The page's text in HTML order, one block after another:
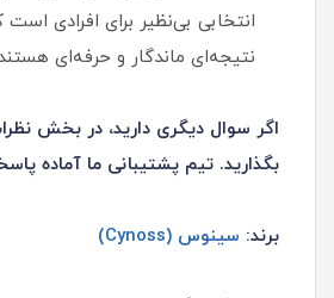
انتخابی بی‌نظیر برای افرادی است
نتیجه‌ای ماندگار و حرفه‌ای
اگر سوال دیگری دارید، در بخش
بگذارید. تیم پشتیبانی ما آماده
برند: سینوس (Cynoss)